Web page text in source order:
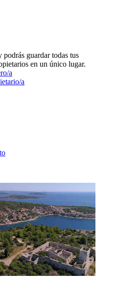
guardar todas tus
en un único lugar.
a
a